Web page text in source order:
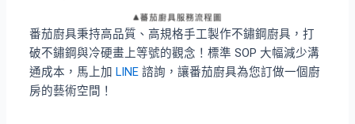
番茄廚具秉持高品質、高規格手工製作不鏽鋼廚具，打
破不鏽鋼與冷硬畫上等號的觀念­！標準 SOP 大幅減少溝
通成本，馬上加LINE 諮詢，讓番茄廚具為您訂做一個廚
房的藝術空間！